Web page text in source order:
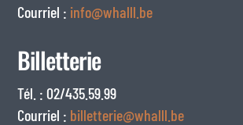
Courriel : info@whalll.be
Billetterie
Tél. : 02/435.59.99
Courriel : billetterie@whalll.be